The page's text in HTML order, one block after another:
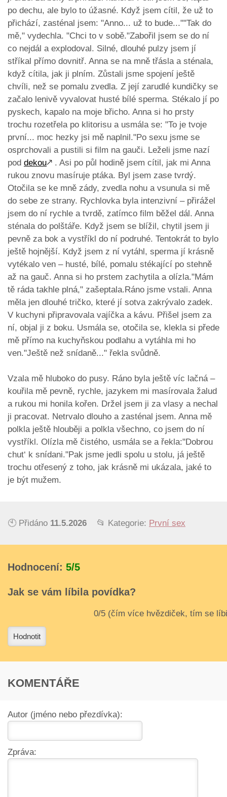
po dechu, ale bylo to úžasné. Když jsem cítil, že už to
přichází, zasténal jsem: "Anno... už to bude...""Tak do
mě," vydechla. "Chci to v sobě."Zabořil jsem se do ní
co nejdál a explodoval. Silné, dlouhé pulzy jsem jí
stříkal přímo dovnitř. Anna se na mně třásla a sténala,
když cítila, jak ji plním. Zůstali jsme spojení ještě
chvíli, než se pomalu zvedla. Z její zarudlé kundičky se
začalo lenivě vyvalovat husté bílé sperma. Stékalo jí po
pyskech, kapalo na moje břicho. Anna si ho prsty
trochu rozetřela po klitorisu a usmála se: "To je tvoje
první... moc hezky jsi mě naplnil."Po sexu jsme se
osprchovali a pustili si film na gauči. Leželi jsme nazí
pod dekou🡕 . Asi po půl hodině jsem cítil, jak mi Anna
rukou znovu masíruje ptáka. Byl jsem zase tvrdý.
Otočila se ke mně zády, zvedla nohu a vsunula si mě
do sebe ze strany. Rychlovka byla intenzivní – přirážel
jsem do ní rychle a tvrdě, zatímco film běžel dál. Anna
sténala do polštáře. Když jsem se blížil, chytil jsem ji
pevně za bok a vystříkl do ní podruhé. Tentokrát to bylo
ještě hojnější. Když jsem z ní vytáhl, sperma jí krásně
vytékalo ven – husté, bílé, pomalu stékající po stehně
až na gauč. Anna si ho prstem zachytila a olízla."Mám
tě ráda takhle plná," zašeptala.Ráno jsme vstali. Anna
měla jen dlouhé tričko, které jí sotva zakrývalo zadek.
V kuchyni připravovala vajíčka a kávu. Přišel jsem za
ní, objal ji z boku. Usmála se, otočila se, klekla si přede
mě přímo na kuchyňskou podlahu a vytáhla mi ho
ven."Ještě než snídaně..." řekla svůdně.
Vzala mě hluboko do pusy. Ráno byla ještě víc lačná –
kouřila mě pevně, rychle, jazykem mi masírovala žalud
a rukou mi honila kořen. Držel jsem ji za vlasy a nechal
ji pracovat. Netrvalo dlouho a zasténal jsem. Anna mě
polkla ještě hlouběji a polkla všechno, co jsem do ní
vystříkl. Olízla mě čistého, usmála se a řekla:"Dobrou
chut‘ k snídani."Pak jsme jedli spolu u stolu, já ještě
trochu otřesený z toho, jak krásně mi ukázala, jaké to
je být mužem.
🕙 Přidáno 11.5.2026 📂 Kategorie: První sex
Hodnocení: 5/5
Jak se vám líbila povídka?
Hodnotit
KOMENTÁŘE
Autor (jméno nebo přezdívka):
Zpráva: